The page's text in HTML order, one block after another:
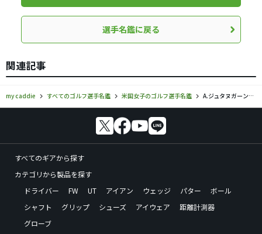
選手名鑑に戻る
関連記事
my caddie すべてのゴルフ選手名鑑 米国女子のゴルフ選手名鑑 A.ジュタヌガーンのプロフィール・ツアー成績
すべてのギアから探す
カテゴリから製品を探す
ドライバー
FW UT アイアン ウェッジ パター
ボール
シャフト
グリップ シューズ アイウェア
距離計測器
グローブ